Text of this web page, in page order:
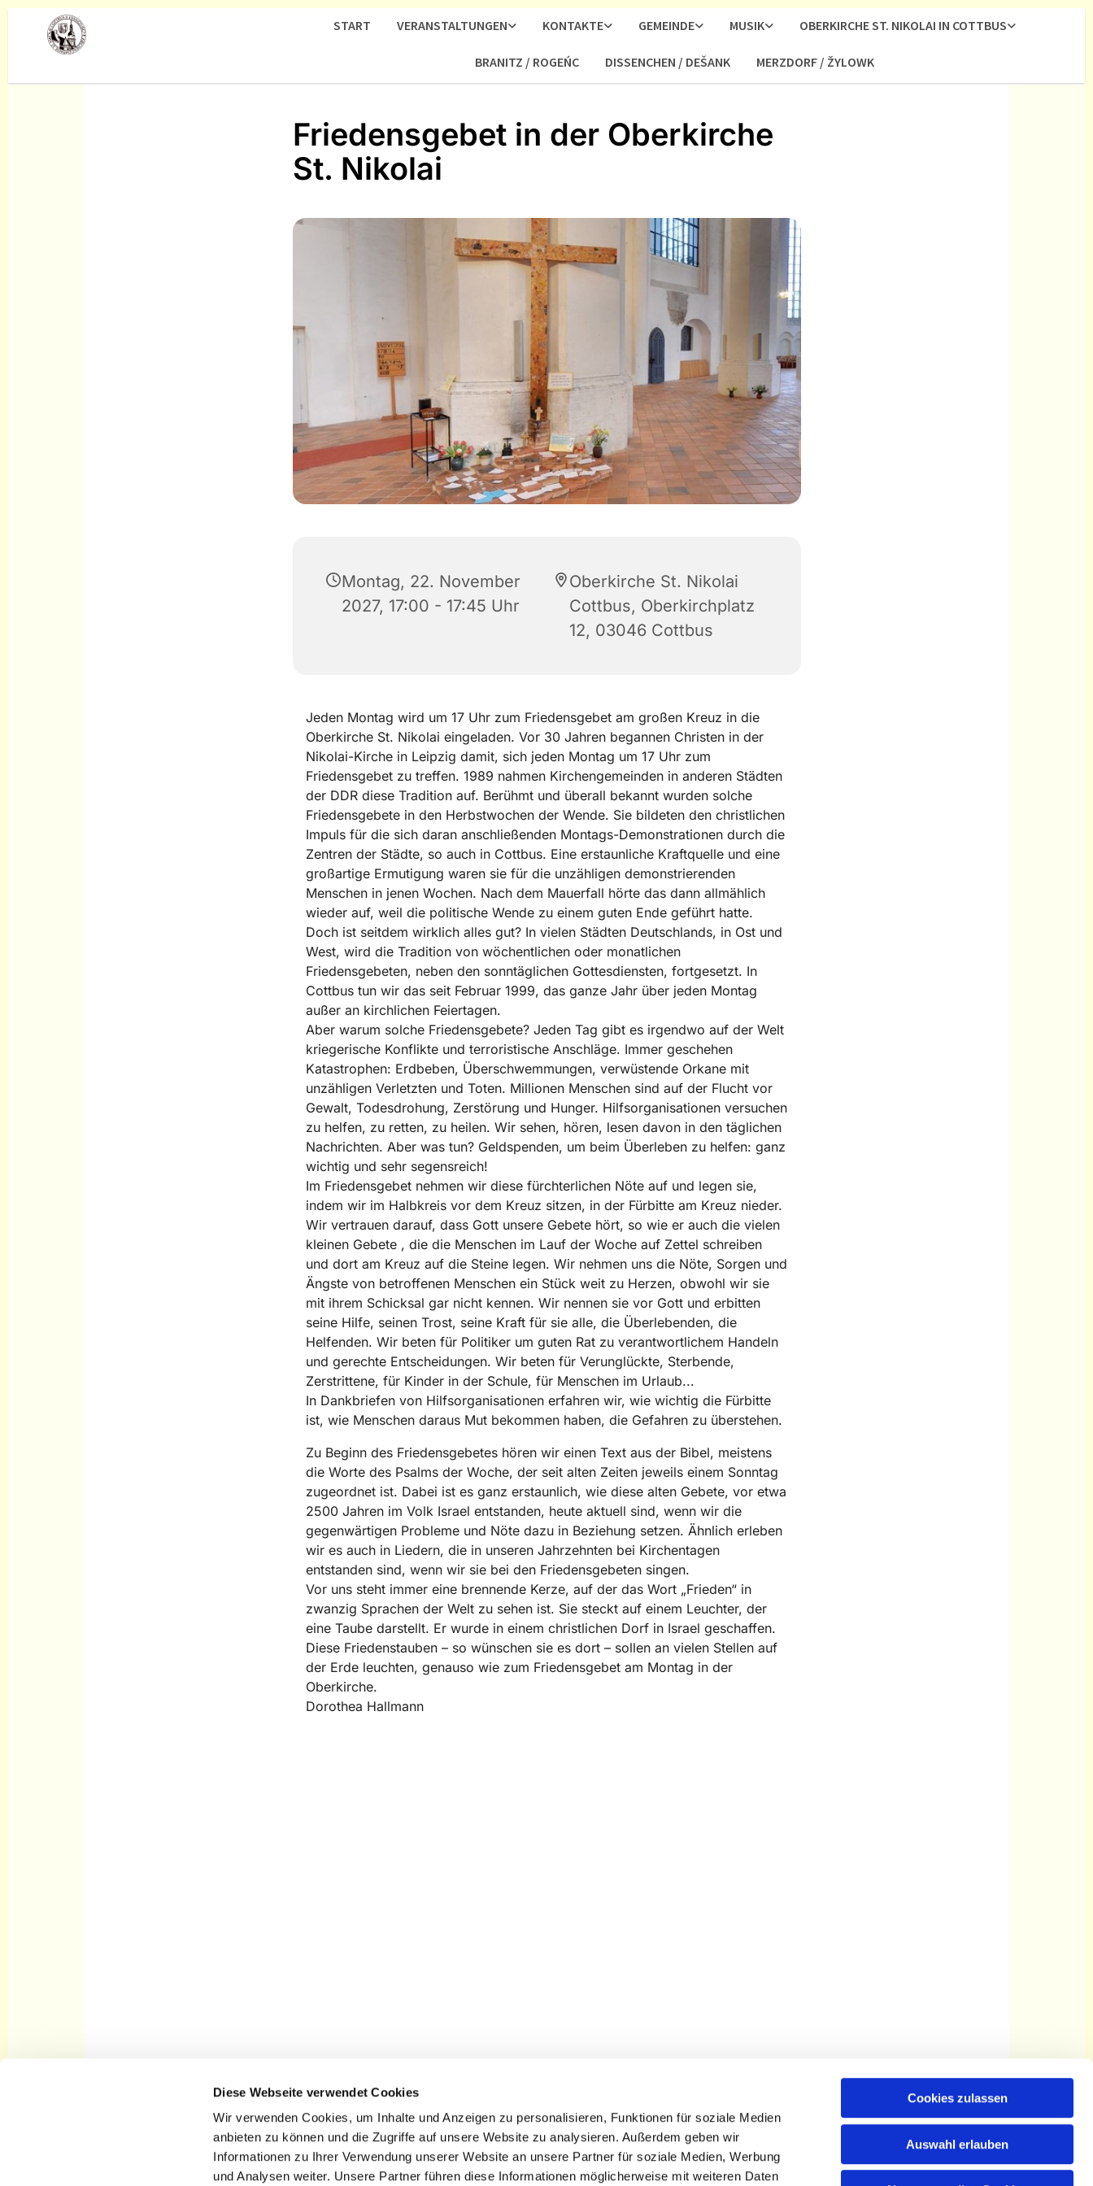
Diese Webseite verwendet Cookies
Wir verwenden Cookies, um Inhalte und Anzeigen zu personalisieren, Funktionen für soziale Medien
anbieten zu können und die Zugriffe auf unsere Website zu analysieren. Außerdem geben wir
Informationen zu Ihrer Verwendung unserer Website an unsere Partner für soziale Medien, Werbung
und Analysen weiter. Unsere Partner führen diese Informationen möglicherweise mit weiteren Daten
Cookies zulassen
Auswahl erlauben
START VERANSTALTUNGEN KONTAKTE GEMEINDE MUSIK OBERKIRCHE ST. NIKOLAI IN COTTBUS
BRANITZ / ROGEŃC DISSENCHEN / DEŠANK MERZDORF / ŽYLOWK
Friedensgebet in der Oberkirche
St. Nikolai
Montag, 22. November
2027, 17:00 - 17:45 Uhr
Oberkirche St. Nikolai
Cottbus, Oberkirchplatz
12, 03046 Cottbus
Jeden Montag wird um 17 Uhr zum Friedensgebet am großen Kreuz in die
Oberkirche St. Nikolai eingeladen. Vor 30 Jahren begannen Christen in der
Nikolai-Kirche in Leipzig damit, sich jeden Montag um 17 Uhr zum
Friedensgebet zu treffen. 1989 nahmen Kirchengemeinden in anderen Städten
der DDR diese Tradition auf. Berühmt und überall bekannt wurden solche
Friedensgebete in den Herbstwochen der Wende. Sie bildeten den christlichen
Impuls für die sich daran anschließenden Montags-Demonstrationen durch die
Zentren der Städte, so auch in Cottbus. Eine erstaunliche Kraftquelle und eine
großartige Ermutigung waren sie für die unzähligen demonstrierenden
Menschen in jenen Wochen. Nach dem Mauerfall hörte das dann allmählich
wieder auf, weil die politische Wende zu einem guten Ende geführt hatte.
Doch ist seitdem wirklich alles gut? In vielen Städten Deutschlands, in Ost und
West, wird die Tradition von wöchentlichen oder monatlichen
Friedensgebeten, neben den sonntäglichen Gottesdiensten, fortgesetzt. In
Cottbus tun wir das seit Februar 1999, das ganze Jahr über jeden Montag
außer an kirchlichen Feiertagen.
Aber warum solche Friedensgebete? Jeden Tag gibt es irgendwo auf der Welt
kriegerische Konflikte und terroristische Anschläge. Immer geschehen
Katastrophen: Erdbeben, Überschwemmungen, verwüstende Orkane mit
unzähligen Verletzten und Toten. Millionen Menschen sind auf der Flucht vor
Gewalt, Todesdrohung, Zerstörung und Hunger. Hilfsorganisationen versuchen
zu helfen, zu retten, zu heilen. Wir sehen, hören, lesen davon in den täglichen
Nachrichten. Aber was tun? Geldspenden, um beim Überleben zu helfen: ganz
wichtig und sehr segensreich!
Im Friedensgebet nehmen wir diese fürchterlichen Nöte auf und legen sie,
indem wir im Halbkreis vor dem Kreuz sitzen, in der Fürbitte am Kreuz nieder.
Wir vertrauen darauf, dass Gott unsere Gebete hört, so wie er auch die vielen
kleinen Gebete , die die Menschen im Lauf der Woche auf Zettel schreiben
und dort am Kreuz auf die Steine legen. Wir nehmen uns die Nöte, Sorgen und
Ängste von betroffenen Menschen ein Stück weit zu Herzen, obwohl wir sie
mit ihrem Schicksal gar nicht kennen. Wir nennen sie vor Gott und erbitten
seine Hilfe, seinen Trost, seine Kraft für sie alle, die Überlebenden, die
Helfenden. Wir beten für Politiker um guten Rat zu verantwortlichem Handeln
und gerechte Entscheidungen. Wir beten für Verunglückte, Sterbende,
Zerstrittene, für Kinder in der Schule, für Menschen im Urlaub...
In Dankbriefen von Hilfsorganisationen erfahren wir, wie wichtig die Fürbitte
ist, wie Menschen daraus Mut bekommen haben, die Gefahren zu überstehen.
Zu Beginn des Friedensgebetes hören wir einen Text aus der Bibel, meistens
die Worte des Psalms der Woche, der seit alten Zeiten jeweils einem Sonntag
zugeordnet ist. Dabei ist es ganz erstaunlich, wie diese alten Gebete, vor etwa
2500 Jahren im Volk Israel entstanden, heute aktuell sind, wenn wir die
gegenwärtigen Probleme und Nöte dazu in Beziehung setzen. Ähnlich erleben
wir es auch in Liedern, die in unseren Jahrzehnten bei Kirchentagen
entstanden sind, wenn wir sie bei den Friedensgebeten singen.
Vor uns steht immer eine brennende Kerze, auf der das Wort „Frieden“ in
zwanzig Sprachen der Welt zu sehen ist. Sie steckt auf einem Leuchter, der
eine Taube darstellt. Er wurde in einem christlichen Dorf in Israel geschaffen.
Diese Friedenstauben – so wünschen sie es dort – sollen an vielen Stellen auf
der Erde leuchten, genauso wie zum Friedensgebet am Montag in der
Oberkirche.
Dorothea Hallmann
Startseite Kirchengemeinde St.
Kontaktinformationen,Erklärung zur Barrierefreiheit